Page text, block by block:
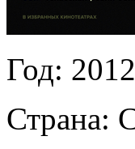
Год: 2012
Страна: